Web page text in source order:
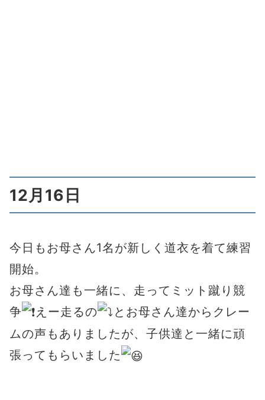
12月16日
今日もお母さん1名が新しく道衣を着て練習
開始。
お母さん達も一緒に、走ってミット蹴り競
争
えー走るの
とお母さん達からクレー
ムの声もありましたが、子供達と一緒に頑
張ってもらいました